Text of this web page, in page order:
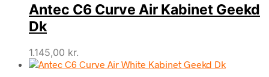
Antec C6 Curve Air Kabinet Geekd
Dk
1.145,00 kr.